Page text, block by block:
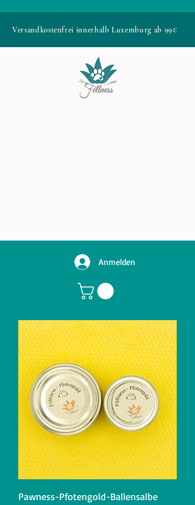
Versandkostenfrei innerhalb Luxemburg ab 99€
Anmelden
Pawness-Pfotengold-Ballensalbe